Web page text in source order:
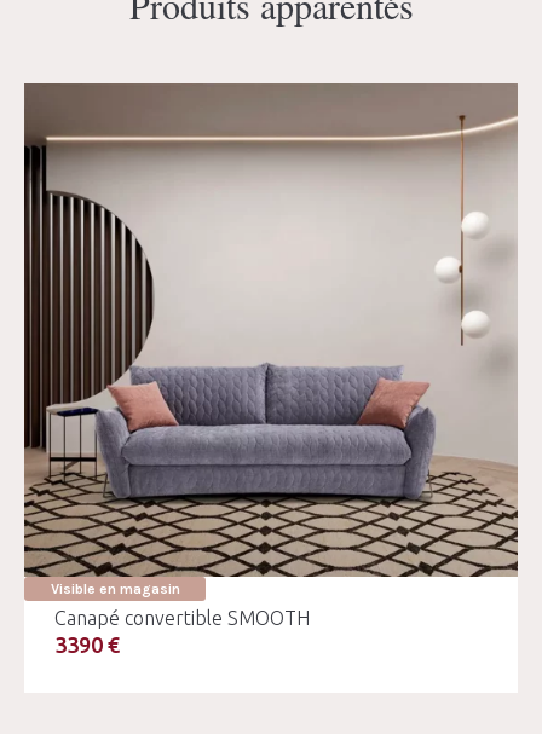
Visible en magasin
Canapé convertible SMOOTH
3390 €